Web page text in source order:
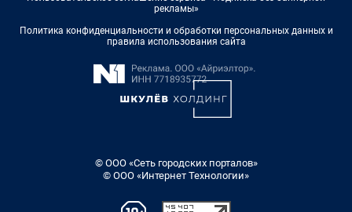
рекламы»
Политика конфиденциальности и обработки персональных данных и
правила использования сайта
© ООО «Сеть городских порталов»
© ООО «Интернет Технологии»